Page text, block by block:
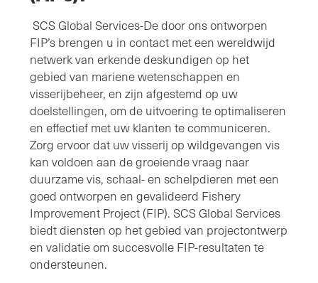
SCS Global Services-De door ons ontworpen
FIP’s brengen u in contact met een wereldwijd
netwerk van erkende deskundigen op het
gebied van mariene wetenschappen en
visserijbeheer, en zijn afgestemd op uw
doelstellingen, om de uitvoering te optimaliseren
en effectief met uw klanten te communiceren.
Zorg ervoor dat uw visserij op wildgevangen vis
kan voldoen aan de groeiende vraag naar
duurzame vis, schaal- en schelpdieren met een
goed ontworpen en gevalideerd Fishery
Improvement Project (FIP). SCS Global Services
biedt diensten op het gebied van projectontwerp
en validatie om succesvolle FIP-resultaten te
ondersteunen.